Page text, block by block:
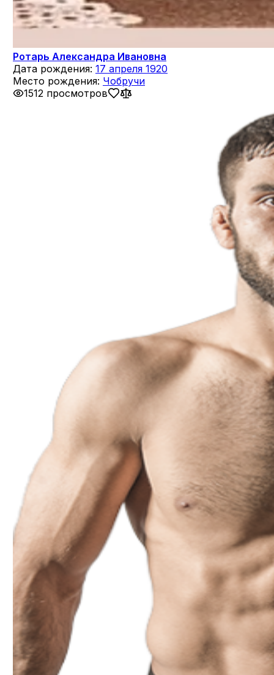
Ротарь Александра Ивановна
Дата рождения: 17 апреля 1920
Место рождения: Чобручи
1512 просмотров